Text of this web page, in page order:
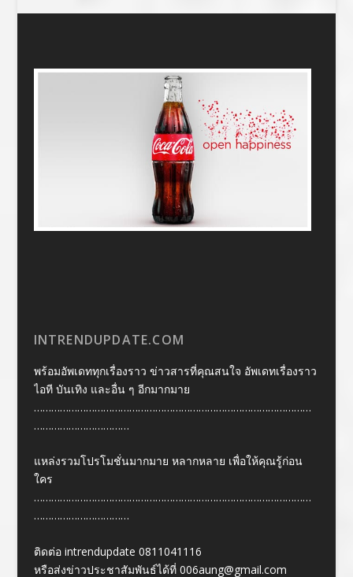
INTRENDUPDATE.COM
พร้อมอัพเดททุกเรื่องราว ข่าวสารที่คุณสนใจ อัพเดทเรื่องราว
ไอที บันเทิง และอื่น ๆ อีกมากมาย
……………………………………………………………………………………
……………………………
แหล่งรวมโปรโมชั่นมากมาย หลากหลาย เพื่อให้คุณรู้ก่อน
ใคร
……………………………………………………………………………………
……………………………
ติดต่อ intrendupdate 0811041116
หรือส่งข่าวประชาสัมพันธ์ได้ที่ 006aung@gmail.com